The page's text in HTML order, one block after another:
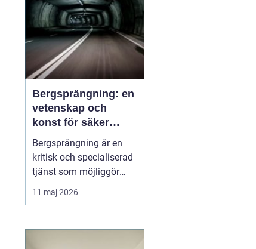
Bergsprängning: en
vetenskap och
konst för säker
konstruktion i
stockholm
Bergsprängning är en
kritisk och specialiserad
tjänst som möjliggör
stadsutveckling och
infrastrukturella
använda kontrollerade
11 maj 2026